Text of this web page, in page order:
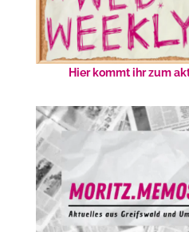
Hier kommt ihr zum